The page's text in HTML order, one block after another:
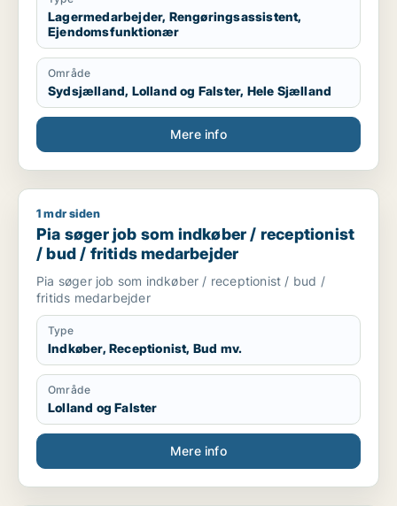
Lagermedarbejder, Rengøringsassistent,
Ejendomsfunktionær
Område
Sydsjælland, Lolland og Falster, Hele Sjælland
Mere info
Pia søger job som indkøber / receptionist / bud / fritids
1 mdr siden
Pia søger job som indkøber / receptionist
/ bud / fritids medarbejder
Pia søger job som indkøber / receptionist / bud /
fritids medarbejder
Type
Indkøber, Receptionist, Bud mv.
Område
Lolland og Falster
Mere info